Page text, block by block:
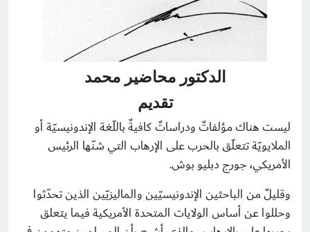
الدكتور محاضير محمد
تقديم
ليست هناك مؤلفاتٌ ودراساتٌ كافيةٌ باللّغة الإندونيسيّة أو
الملايويّة تتعلّق بالحرب على الإرهاب التي شنّها الرئيس
الأمريكي، جورج دبليو بوش.
وقليلٌ من الباحثين الإندونيسيّين والماليزيّين الذين تحدّثوا
وحللوا عن أساس الولايات المتحدة الأمريكية فيما يتعلق